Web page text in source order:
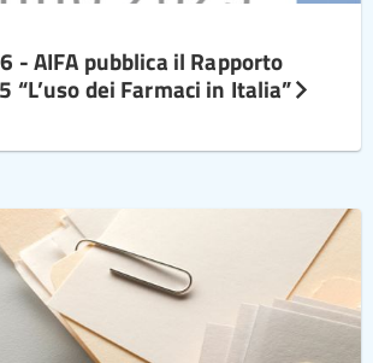
AIFA pubblica il Rapporto
“L’uso dei Farmaci in Italia”